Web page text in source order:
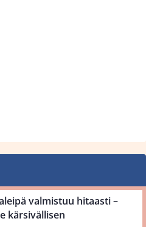
valmistuu hitaasti –
kärsivällisen